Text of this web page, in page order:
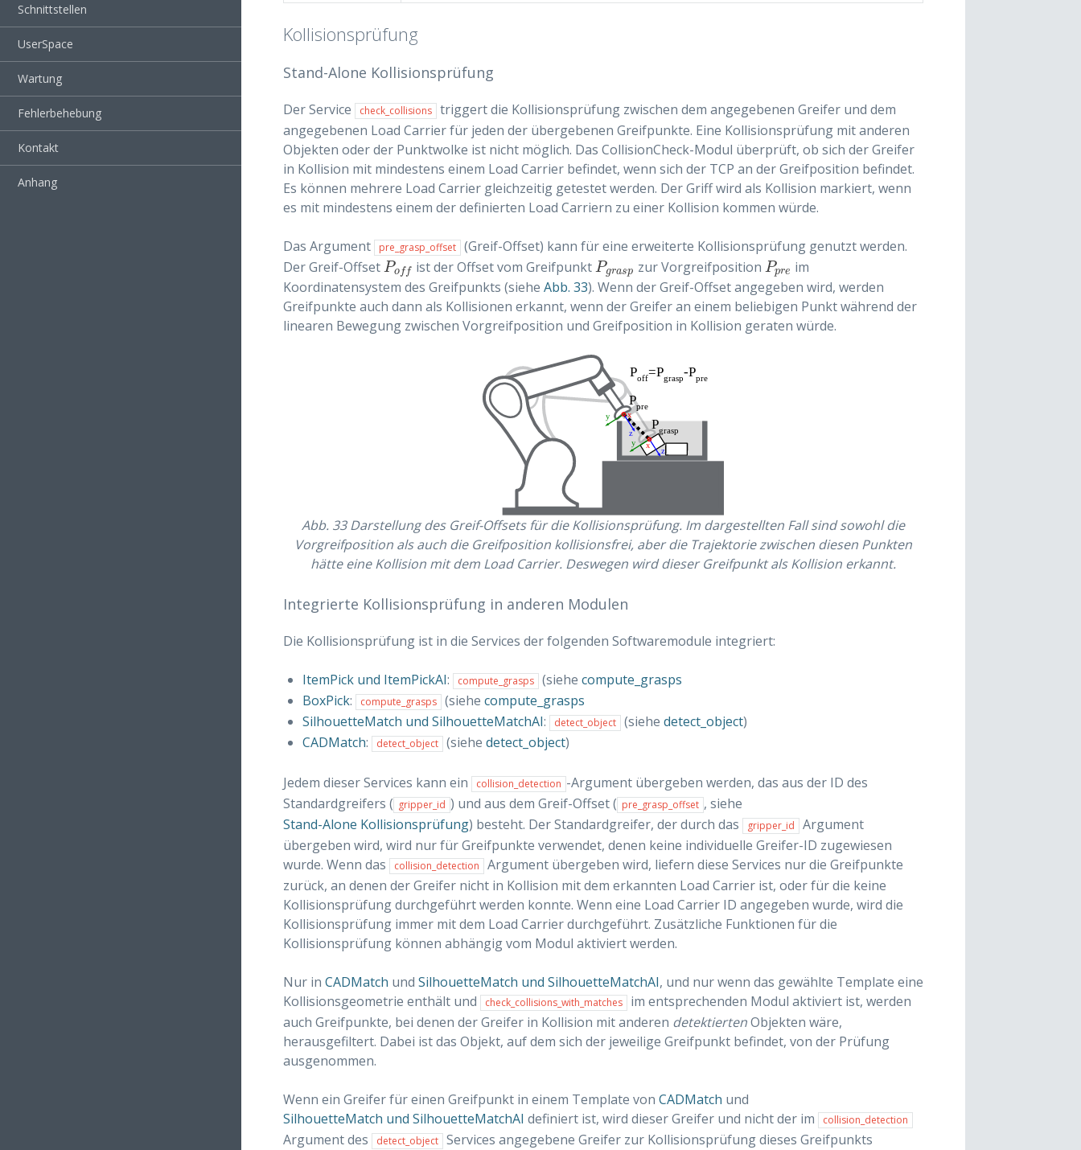
Schnittstellen
UserSpace
Wartung
Fehlerbehebung
Kontakt
Anhang
Kollisionsprüfung
Stand-Alone Kollisionsprüfung
Der Service check_collisions
triggert die Kollisionsprüfung zwischen dem angegebenen Greifer und dem
angegebenen Load Carrier für jeden der übergebenen Greifpunkte. Eine Kollisionsprüfung mit anderen
Objekten oder der Punktwolke ist nicht möglich. Das CollisionCheck-Modul überprüft, ob sich der Greifer
in Kollision mit mindestens einem Load Carrier befindet, wenn sich der TCP an der Greifposition befindet.
Es können mehrere Load Carrier gleichzeitig getestet werden. Der Griff wird als Kollision markiert, wenn
es mit mindestens einem der definierten Load Carriern zu einer Kollision kommen würde.
Das Argument pre_grasp_offset
(Greif-Offset) kann für eine erweiterte Kollisionsprüfung genutzt werden.
Der Greif-Offset Poff
Pof ist der Offset vom GreifpunktPgrasp
Pgraspzur Vorgreifposition Ppre
Ppre im
Koordinatensystem des Greifpunkts (siehe Abb. 33). Wenn der Greif-Offset angegeben wird, werden
Greifpunkte auch dann als Kollisionen erkannt, wenn der Greifer an einem beliebigen Punkt während der
linearen Bewegung zwischen Vorgreifposition und Greifposition in Kollision geraten würde.
Abb. 33Darstellung des Greif-Offsets für die Kollisionsprüfung. Im dargestellten Fall sind sowohl die
Vorgreifposition als auch die Greifposition kollisionsfrei, aber die Trajektorie zwischen diesen Punkten
hätte eine Kollision mit dem Load Carrier. Deswegen wird dieser Greifpunkt als Kollision erkannt.
Integrierte Kollisionsprüfung in anderen Modulen
Die Kollisionsprüfung ist in die Services der folgenden Softwaremodule integriert:
ItemPick und ItemPickAI: compute_grasps (siehe compute_grasps
BoxPick: compute_grasps (siehe compute_grasps
SilhouetteMatch und SilhouetteMatchAI: detect_object (siehe detect_object)
CADMatch: detect_object (siehe detect_object)
Jedem dieser Services kann ein collision_detection -Argument übergeben werden, das aus der ID des
Standardgreifers ( gripper_id ) und aus dem Greif-Offset ( pre_grasp_offset , siehe
Stand-Alone Kollisionsprüfung) besteht. Der Standardgreifer, der durch das gripper_id
Argument
übergeben wird, wird nur für Greifpunkte verwendet, denen keine individuelle Greifer-ID zugewiesen
wurde. Wenn das
collision_detection
Argument übergeben wird, liefern diese Services nur die Greifpunkte
zurück, an denen der Greifer nicht in Kollision mit dem erkannten Load Carrier ist, oder für die keine
Kollisionsprüfung durchgeführt werden konnte. Wenn eine Load Carrier ID angegeben wurde, wird die
Kollisionsprüfung immer mit dem Load Carrier durchgeführt. Zusätzliche Funktionen für die
Kollisionsprüfung können abhängig vom Modul aktiviert werden.
Nur in CADMatch und SilhouetteMatch und SilhouetteMatchAI, und nur wenn das gewählte Template eine
Kollisionsgeometrie enthält und
check_collisions_with_matches
im entsprechenden Modul aktiviert ist, werden
auch Greifpunkte, bei denen der Greifer in Kollision mit anderen detektiertenObjekten wäre,
herausgefiltert. Dabei ist das Objekt, auf dem sich der jeweilige Greifpunkt befindet, von der Prüfung
ausgenommen.
Wenn ein Greifer für einen Greifpunkt in einem Template von CADMatch und
SilhouetteMatch und SilhouetteMatchAI definiert ist, wird dieser Greifer und nicht der im collision_detection
Argument des detect_object
Services angegebene Greifer zur Kollisionsprüfung dieses Greifpunkts